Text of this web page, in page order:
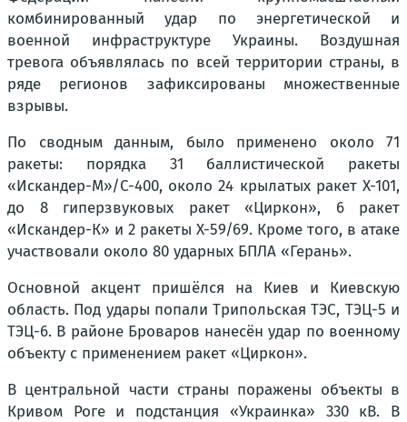
комбинированный удар по энергетической и
военной инфраструктуре Украины. Воздушная
тревога объявлялась по всей территории страны, в
ряде регионов зафиксированы множественные
взрывы.
По сводным данным, было применено около 71
ракеты: порядка 31 баллистической ракеты
«Искандер-М»/С-400, около 24 крылатых ракет Х-101,
до 8 гиперзвуковых ракет «Циркон», 6 ракет
«Искандер-К» и 2 ракеты Х-59/69. Кроме того, в атаке
участвовали около 80 ударных БПЛА «Герань».
Основной акцент пришёлся на Киев и Киевскую
область. Под удары попали Трипольская ТЭС, ТЭЦ-5 и
ТЭЦ-6. В районе Броваров нанесён удар по военному
объекту с применением ракет «Циркон».
В центральной части страны поражены объекты в
Кривом Роге и подстанция «Украинка» 330 кВ. В